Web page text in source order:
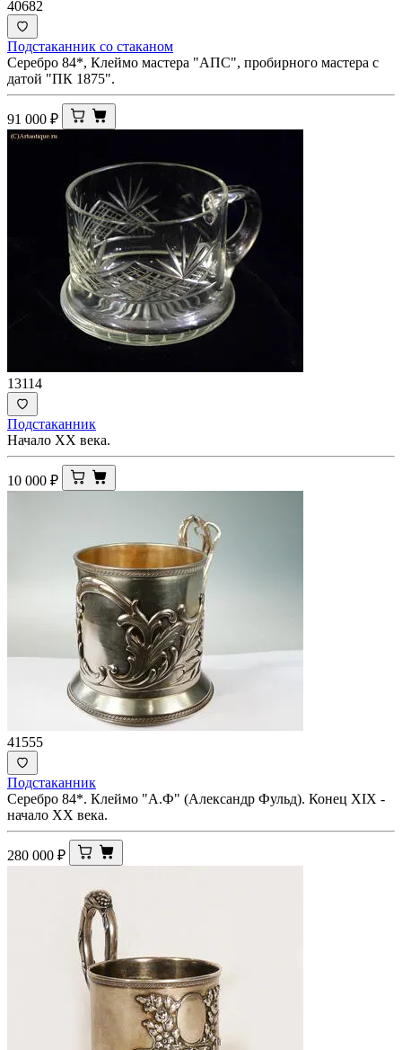
40682
Подстаканник со стаканом
Серебро 84*, Клеймо мастера "АПС", пробирного мастера с
датой "ПК 1875".
91 000 ₽
13114
Подстаканник
Начало ХХ века.
10 000 ₽
41555
Подстаканник
Серебро 84*. Клеймо "А.Ф" (Александр Фульд). Конец XIX -
начало ХХ века.
280 000 ₽